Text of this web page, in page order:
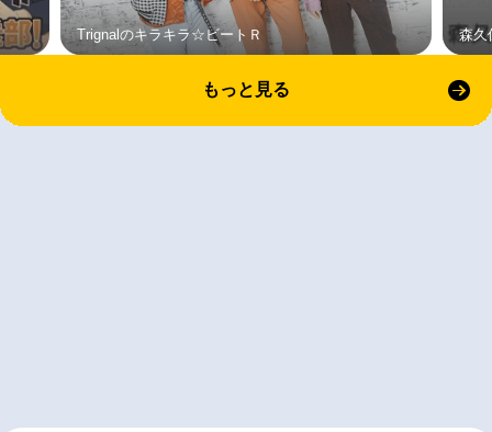
Trignalのキラキラ☆ビートＲ 森久
もっと見る